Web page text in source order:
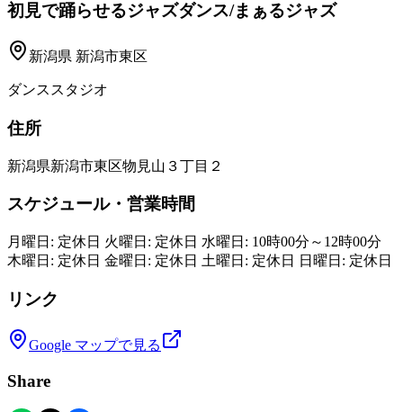
初見で踊らせるジャズダンス/まぁるジャズ
新潟県 新潟市東区
ダンススタジオ
住所
新潟県新潟市東区物見山３丁目２
スケジュール・営業時間
月曜日: 定休日 火曜日: 定休日 水曜日: 10時00分～12時00分
木曜日: 定休日 金曜日: 定休日 土曜日: 定休日 日曜日: 定休日
リンク
Google マップで見る
Share